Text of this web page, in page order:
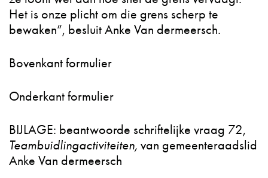
Het is onze plicht om die grens scherp te
bewaken”, besluit Anke Van dermeersch.
Bovenkant formulier
Onderkant formulier
BIJLAGE: beantwoorde schriftelijke vraag 72,
Teambuidlingactiviteiten, van gemeenteraadslid
Anke Van dermeersch